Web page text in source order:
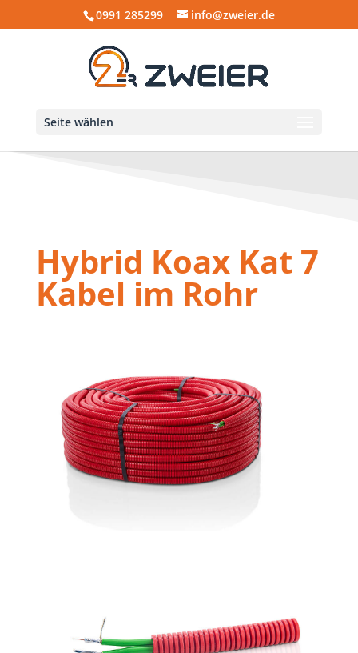
0991 285299 info@zweier.de
Seite wählen
Hybrid Koax Kat 7
Kabel im Rohr